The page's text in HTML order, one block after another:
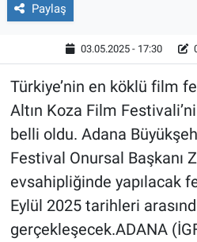
Paylaş
03.05.2025 - 17:30
Türkiye’nin en köklü film
Altın Koza Film
belli oldu. Adana
Festival Onursal Başkanı
evsahipliğinde yapılacak
Eylül 2025 tarihleri
gerçekleşecek.ADANA